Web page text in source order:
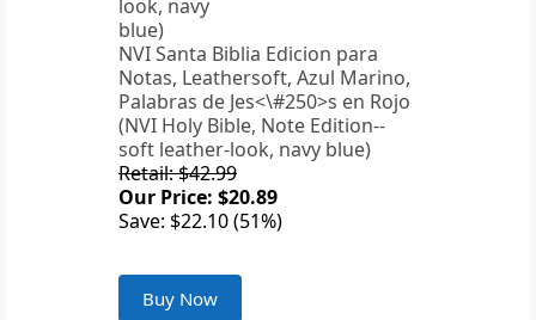
NVI Santa Biblia Edicion para
Notas, Leathersoft, Azul Marino,
Palabras de Jes<\#250>s en Rojo
(NVI Holy Bible, Note Edition--
soft leather-look, navy blue)
Retail: $42.99
Our Price: $20.89
Save: $22.10 (51%)
Buy Now